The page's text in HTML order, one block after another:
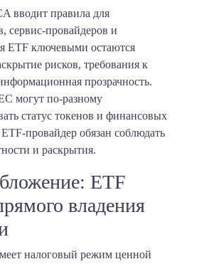
вводит правила для
сервис-провайдеров и
ETF ключевыми остаются
рисков, требования к
прозрачность.
могут по-разному
статус токенов и финансовых
провайдер обязан соблюдать
и раскрытия.
ETF
владения
налоговый режим ценной